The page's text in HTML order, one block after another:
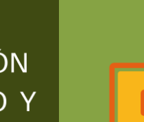
ni parcial, la copia,
derechos del titular de la
un uso privado de esta web
siguientes condiciones